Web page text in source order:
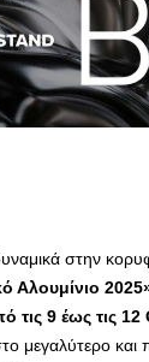
στην
Αλουμίνιο
τις 9 έως τις
μεγαλύτερο